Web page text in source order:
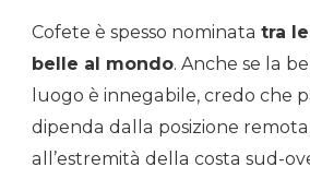
Cofete è spesso nominata tra
belle al mondo. Anche se la
luogo è innegabile, credo che
dipenda dalla posizione
all’estremità della costa sud-